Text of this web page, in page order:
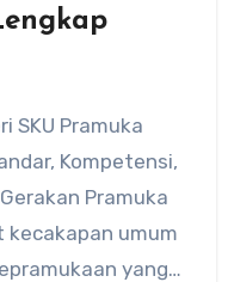
SKU Pramuka
Kompetensi,
Pramuka
kecakapan umum
yang